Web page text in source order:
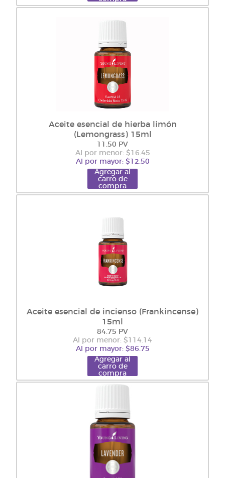
Aceite esencial de hierba limón
(Lemongrass) 15ml
11.50 PV
Al por menor: $16.45
Al por mayor: $12.50
Agregar al
carro de
compra
Aceite esencial de incienso (Frankincense)
15ml
84.75 PV
Al por menor: $114.14
Al por mayor: $86.75
Agregar al
carro de
compra